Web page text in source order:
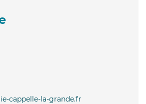
cappelle-la-grande.fr